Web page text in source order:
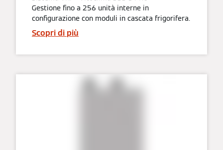
Gestione fino a 256 unità interne in
configurazione con moduli in cascata frigorifera.
Scopri di più